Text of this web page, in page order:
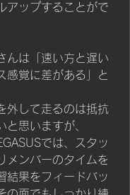
アップすることがで
んは「速い方と遅い
感覚に差がある」と
外して走るのは抵抗
と思いますが、
では、スタッ
メンバーのタイムを
結果をフィードバッ